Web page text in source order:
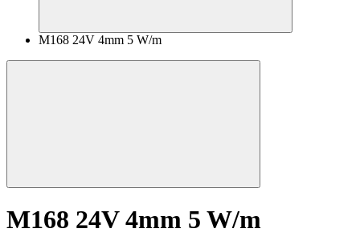
M168 24V 4mm 5 W/m
M168 24V 4mm 5 W/m